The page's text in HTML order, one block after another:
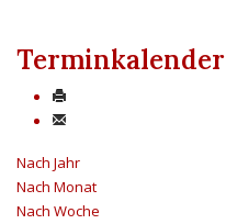
Terminkalender
Nach Jahr
Nach Monat
Nach Woche